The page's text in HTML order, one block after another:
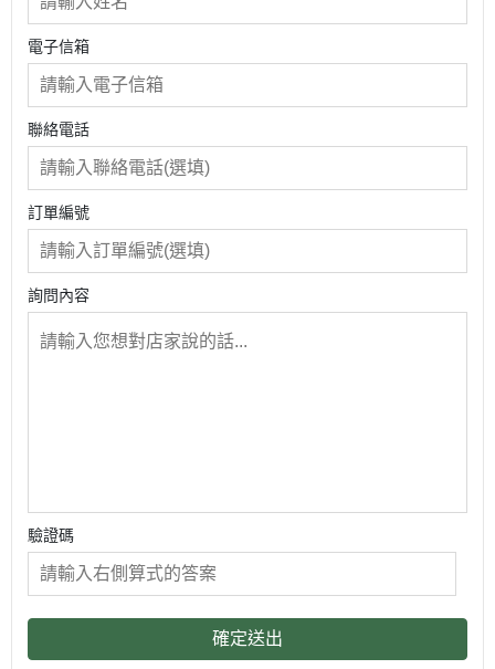
電子信箱
聯絡電話
訂單編號
詢問內容
驗證碼
確定送出